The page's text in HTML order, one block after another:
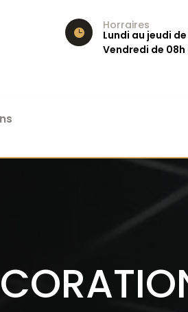

Horraires
Lundi au jeudi de
Vendredi de 08h